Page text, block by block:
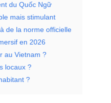
du Quốc Ngữ
mais stimulant
de la norme officielle
en 2026
au Vietnam ?
locaux ?
?